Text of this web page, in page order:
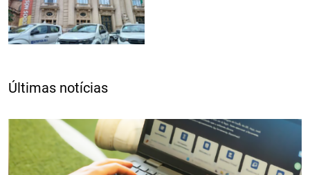
Últimas notícias